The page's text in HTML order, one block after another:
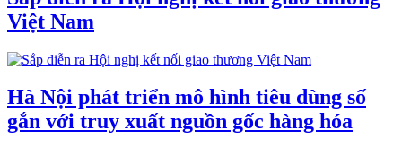
Việt Nam
Hà Nội phát triển mô hình tiêu dùng số
gắn với truy xuất nguồn gốc hàng hóa